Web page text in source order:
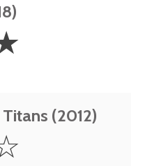
(2012)